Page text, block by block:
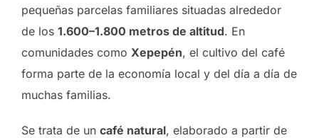
pequeñas parcelas familiares situadas alrededor
de los 1.600–1.800 metros de altitud. En
comunidades como Xepepén, el cultivo del café
forma parte de la economía local y del día a día de
muchas familias.
Se trata de un café natural, elaborado a partir de